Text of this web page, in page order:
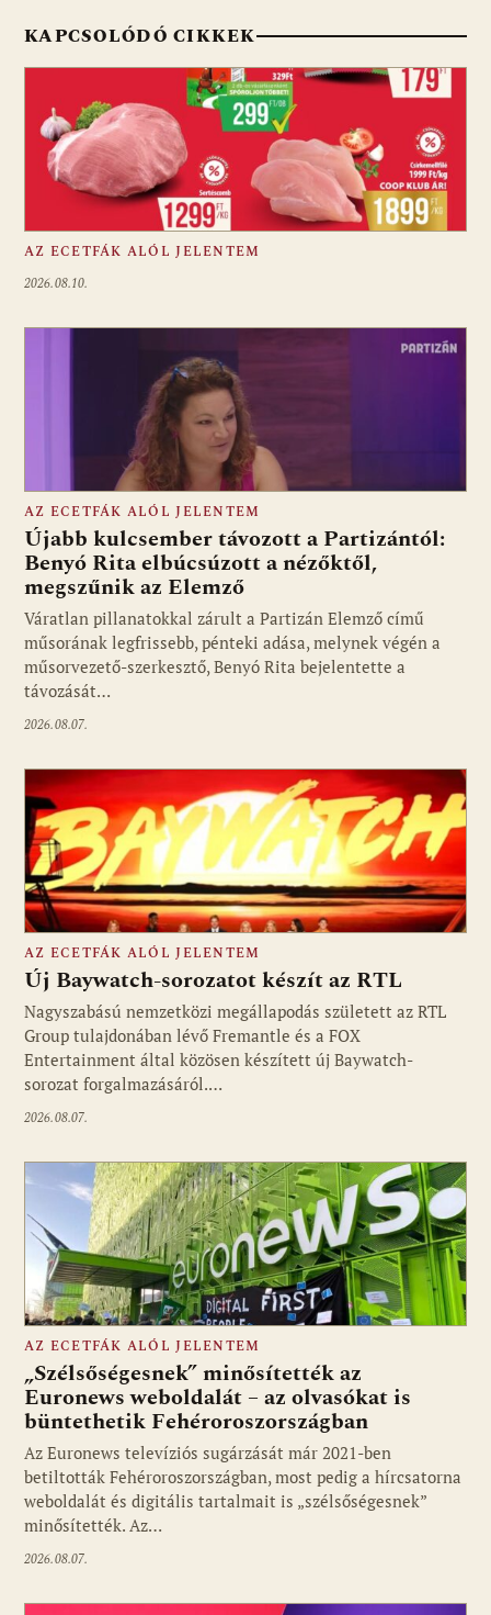
KAPCSOLÓDÓ CIKKEK
AZ ECETFÁK ALÓL JELENTEM
2026.08.10.
Fotó: media1.hu
AZ ECETFÁK ALÓL JELENTEM
Újabb kulcsember távozott a Partizántól:
Benyó Rita elbúcsúzott a nézőktől,
megszűnik az Elemző
Váratlan pillanatokkal zárult a Partizán Elemző című
műsorának legfrissebb, pénteki adása, melynek végén a
műsorvezető-szerkesztő, Benyó Rita bejelentette a
távozását…
2026.08.07.
Fotó: media1.hu
AZ ECETFÁK ALÓL JELENTEM
Új Baywatch-sorozatot készít az RTL
Nagyszabású nemzetközi megállapodás született az RTL
Group tulajdonában lévő Fremantle és a FOX
Entertainment által közösen készített új Baywatch-
sorozat forgalmazásáról.…
2026.08.07.
Fotó: media1.hu
AZ ECETFÁK ALÓL JELENTEM
„Szélsőségesnek” minősítették az
Euronews weboldalát – az olvasókat is
büntethetik Fehéroroszországban
Az Euronews televíziós sugárzását már 2021-ben
betiltották Fehéroroszországban, most pedig a hírcsatorna
weboldalát és digitális tartalmait is „szélsőségesnek”
minősítették. Az…
2026.08.07.